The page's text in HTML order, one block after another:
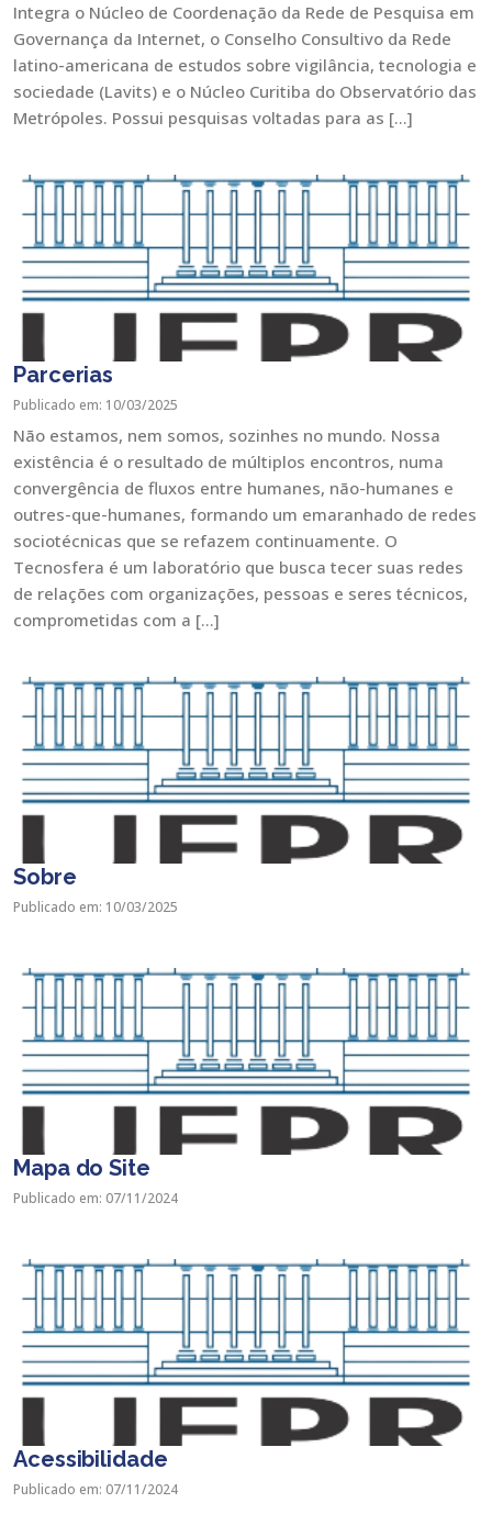
Integra o Núcleo de Coordenação da Rede de Pesquisa em
Governança da Internet, o Conselho Consultivo da Rede
latino-americana de estudos sobre vigilância, tecnologia e
sociedade (Lavits) e o Núcleo Curitiba do Observatório das
Metrópoles. Possui pesquisas voltadas para as […]
Parcerias
Publicado em: 10/03/2025
Não estamos, nem somos, sozinhes no mundo. Nossa
existência é o resultado de múltiplos encontros, numa
convergência de fluxos entre humanes, não-humanes e
outres-que-humanes, formando um emaranhado de redes
sociotécnicas que se refazem continuamente. O
Tecnosfera é um laboratório que busca tecer suas redes
de relações com organizações, pessoas e seres técnicos,
comprometidas com a […]
Sobre
Publicado em: 10/03/2025
Mapa do Site
Publicado em: 07/11/2024
Acessibilidade
Publicado em: 07/11/2024